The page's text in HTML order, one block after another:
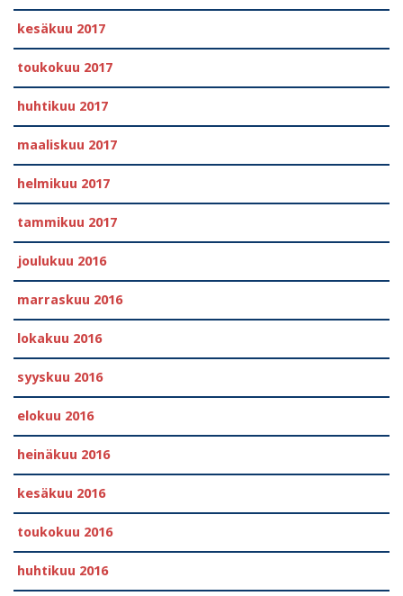
kesäkuu 2017
toukokuu 2017
huhtikuu 2017
maaliskuu 2017
helmikuu 2017
tammikuu 2017
joulukuu 2016
marraskuu 2016
lokakuu 2016
syyskuu 2016
elokuu 2016
heinäkuu 2016
kesäkuu 2016
toukokuu 2016
huhtikuu 2016